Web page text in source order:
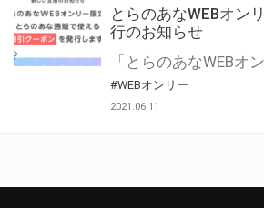
とらのあなWEBオン
行のお知らせ
#WEBオンリー
2021.06.11